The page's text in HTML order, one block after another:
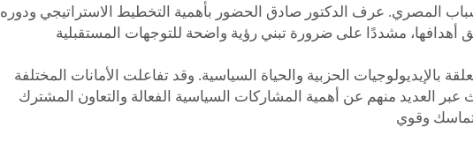
المصري. عرف الدكتور صادق الحضور بأهمية التخطيط الاستراتيجي ودوره
بالإيديولوجيات الحزبية والحياة السياسية. وقد تفاعلت الأمانات المختلفة
العديد منهم عن أهمية المشاركات السياسية الفعالة والتعاون المشترك